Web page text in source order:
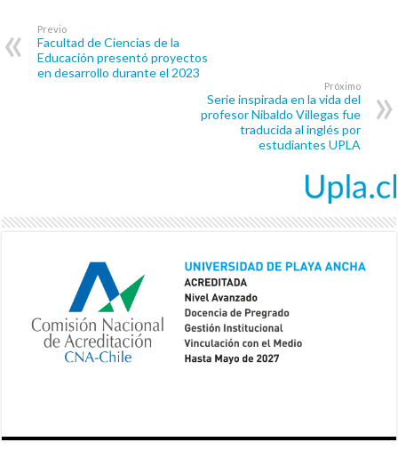
Previo
Facultad de Ciencias de la
Educación presentó proyectos
en desarrollo durante el 2023
Próximo
Serie inspirada en la vida del
profesor Nibaldo Villegas fue
traducida al inglés por
estudiantes UPLA